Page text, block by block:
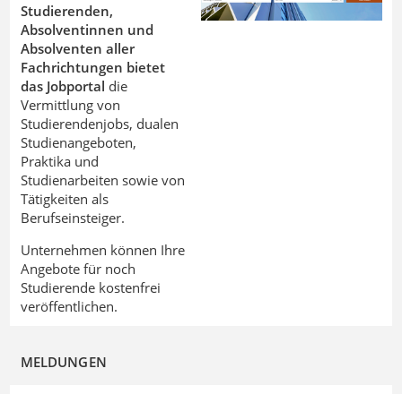
MELDUNGEN
Studierenden,
Absolventinnen und
Absolventen aller
Fachrichtungen bietet
das Jobportal die
Vermittlung von
Studierendenjobs, dualen
Studienangeboten,
Praktika und
Studienarbeiten sowie von
Tätigkeiten als
Berufseinsteiger.
Unternehmen können Ihre
Angebote für noch
Studierende kostenfrei
veröffentlichen.